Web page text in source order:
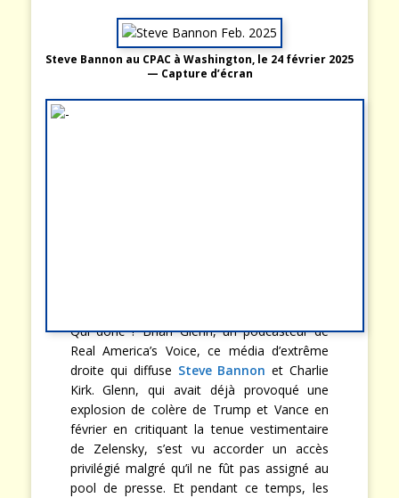
Steve Bannon au CPAC à Washington, le 24 février 2025
— Capture d’écran
Qui donc ? Brian Glenn, un podcasteur de
Real America’s Voice, ce média d’extrême
droite qui diffuse Steve Bannon et Charlie
Kirk. Glenn, qui avait déjà provoqué une
explosion de colère de Trump et Vance en
février en critiquant la tenue vestimentaire
de Zelensky, s’est vu accorder un accès
privilégié malgré qu’il ne fût pas assigné au
pool de presse. Et pendant ce temps, les